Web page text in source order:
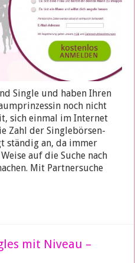
Single und haben Ihren
noch nicht
sich einmal im Internet
Zahl der Singlebörsen-
ständig an, da immer
auf die Suche nach
Mit Partnersuche
mit Niveau –